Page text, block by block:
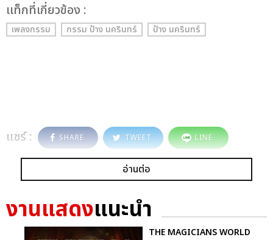
เเท็กที่เกี่ยวข้อง :
เพลงกรรม กรรม ป้าง นครินทร์ ป้าง นครินทร์
แชร์ : SHARE TWEET LINE
อ่านต่อ
งานแสดงแนะนำ
THE MAGICIANS WORLD